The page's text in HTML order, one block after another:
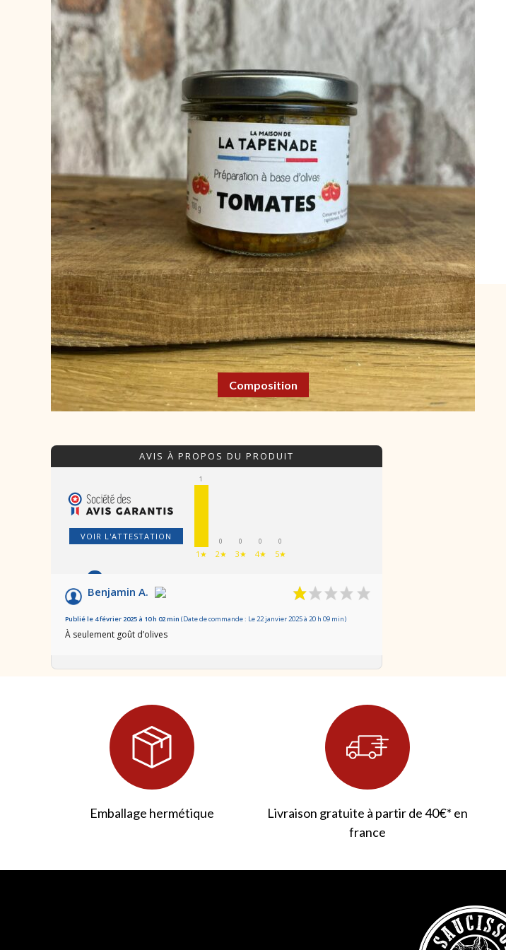
Composition
AVIS À PROPOS DU PRODUIT
VOIR L'ATTESTATION
1
1★
0
2★
0
3★
0
4★
0
5★
2/10
Basé sur 1 avis
Benjamin A.
Publié le 4 février 2025 à 10 h 02 min (Date de commande : Le 22 janvier 2025 à 20 h 09 min)
À seulement goût d’olives
Emballage hermétique
Livraison gratuite à partir de 40€* en
france